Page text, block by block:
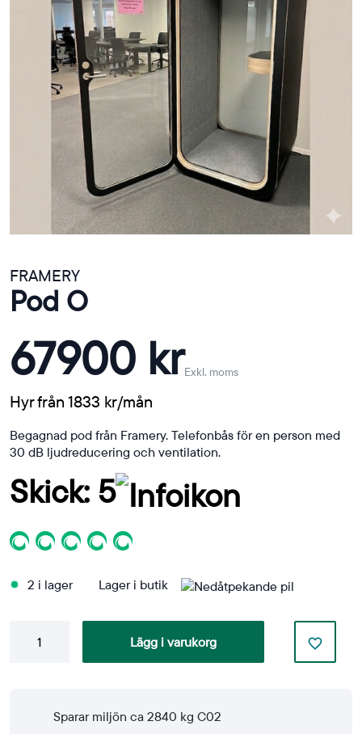
FRAMERY
Pod O
67900 krExkl. moms
Hyr från 1833 kr/mån
Begagnad pod från Framery. Telefonbås för en person med
30 dB ljudreducering och ventilation.
Skick: 5
2 i lager Lager i butik
Lägg i varukorg
Sparar miljön ca 2840 kg C02